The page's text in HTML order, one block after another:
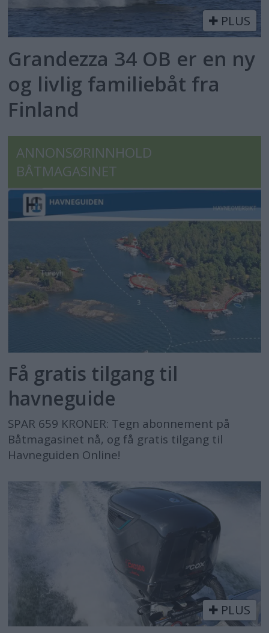
PLUS
Grandezza 34 OB er en ny
og livlig familiebåt fra
Finland
ANNONSØRINNHOLD
BÅTMAGASINET
Få gratis tilgang til
havneguide
SPAR 659 KRONER: Tegn abonnement på
Båtmagasinet nå, og få gratis tilgang til
Havneguiden Online!
PLUS